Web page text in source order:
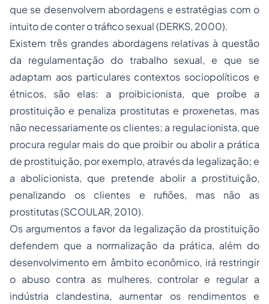
que se desenvolvem abordagens e estratégias com o
intuito de conter o tráfico sexual (DERKS, 2000).
Existem três grandes abordagens relativas à questão
da regulamentação do trabalho sexual, e que se
adaptam aos particulares contextos sociopolíticos e
étnicos, são elas: a proibicionista, que proíbe a
prostituição e penaliza prostitutas e proxenetas, mas
não necessariamente os clientes; a regulacionista, que
procura regular mais do que proibir ou abolir a prática
de prostituição, por exemplo, através da legalização; e
a abolicionista, que pretende abolir a prostituição,
penalizando os clientes e rufiões, mas não as
prostitutas (SCOULAR, 2010).
Os argumentos a favor da legalização da prostituição
defendem que a normalização da prática, além do
desenvolvimento em âmbito econômico, irá restringir
o abuso contra as mulheres, controlar e regular a
indústria clandestina, aumentar os rendimentos e